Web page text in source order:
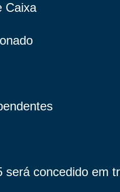
Caixa
será concedido em